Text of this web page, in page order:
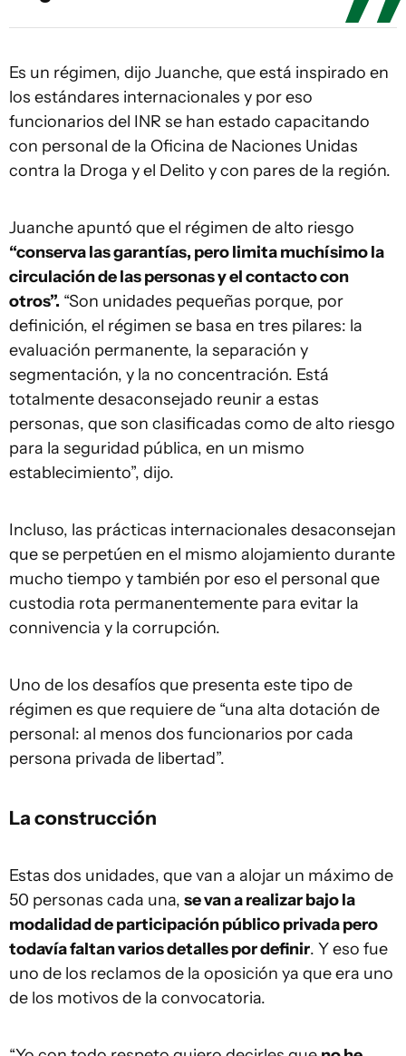
Es un régimen, dijo Juanche, que está inspirado en
los estándares internacionales y por eso
funcionarios del INR se han estado capacitando
con personal de la Oficina de Naciones Unidas
contra la Droga y el Delito y con pares de la región.
Juanche apuntó que el régimen de alto riesgo
“conserva las garantías, pero limita muchísimo la
circulación de las personas y el contacto con
otros”. “Son unidades pequeñas porque, por
definición, el régimen se basa en tres pilares: la
evaluación permanente, la separación y
segmentación, y la no concentración. Está
totalmente desaconsejado reunir a estas
personas, que son clasificadas como de alto riesgo
para la seguridad pública, en un mismo
establecimiento”, dijo.
Incluso, las prácticas internacionales desaconsejan
que se perpetúen en el mismo alojamiento durante
mucho tiempo y también por eso el personal que
custodia rota permanentemente para evitar la
connivencia y la corrupción.
Uno de los desafíos que presenta este tipo de
régimen es que requiere de “una alta dotación de
personal: al menos dos funcionarios por cada
persona privada de libertad”.
La construcción
Estas dos unidades, que van a alojar un máximo de
50 personas cada una, se van a realizar bajo la
modalidad de participación público privada pero
todavía faltan varios detalles por definir. Y eso fue
uno de los reclamos de la oposición ya que era uno
de los motivos de la convocatoria.